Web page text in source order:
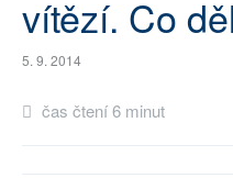
vítězí. Co
5. 9. 2014
čas čtení 6 minut